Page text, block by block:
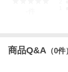
商品Q&A （0件